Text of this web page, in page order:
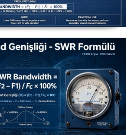
[Longwire’den Yagi-Uda’ya Anten